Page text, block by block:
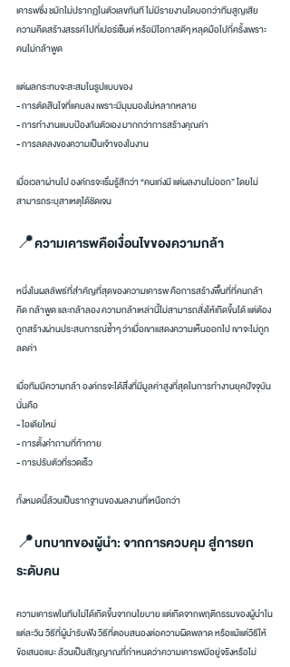
เคารพซึ่ง ชมักไม่ปรากฏในตัวเลขทันที ไม่มีรายงานใดบอกว่าทีมสูญเสีย
ความคิดสร้างสรรค์ไปกี่เปอร์เซ็นต์ หรือมีโอกาสดีๆ หลุดมือไปกี่ครั้งเพราะ
คนไม่กล้าพูด
แต่ผลกระทบจะสะสมในรูปแบบของ
- การตัดสินใจที่แคบลง เพราะมีมุมมองไม่หลากหลาย
- การทำงานแบบป้องกันตัวเอง มากกว่าการสร้างคุณค่า
- การลดลงของความเป็นเจ้าของในงาน
เมื่อเวลาผ่านไป องค์กรจะเริ่มรู้สึกว่า “คนเก่งมี แต่ผลงานไม่ออก” โดยไม่
สามารถระบุสาเหตุได้ชัดเจน
📍ความเคารพคือเงื่อนไขของความกล้า
หนึ่งในผลลัพธ์ที่สำคัญที่สุดของความเคารพ คือการสร้างพื้นที่ที่คนกล้า
คิด กล้าพูด และกล้าลอง ความกล้าเหล่านี้ไม่สามารถสั่งให้เกิดขึ้นได้ แต่ต้อง
ถูกสร้างผ่านประสบการณ์ซ้ำๆ ว่าเมื่อเขาแสดงความเห็นออกไป เขาจะไม่ถูก
ลดค่า
เมื่อทีมมีความกล้า องค์กรจะได้สิ่งที่มีมูลค่าสูงที่สุดในการทำงานยุคปัจจุบัน
นั่นคือ
- ไอเดียใหม่
- การตั้งคำถามที่ท้าทาย
- การปรับตัวที่รวดเร็ว
ทั้งหมดนี้ล้วนเป็นรากฐานของผลงานที่เหนือกว่า
📍บทบาทของผู้นำ: จากการควบคุม สู่การยก
ระดับคน
ความเคารพในทีมไม่ได้เกิดขึ้นจากนโยบาย แต่เกิดจากพฤติกรรมของผู้นำใน
แต่ละวัน วิธีที่ผู้นำรับฟัง วิธีที่ตอบสนองต่อความผิดพลาด หรือแม้แต่วิธีให้
ข้อเสนอแนะ ล้วนเป็นสัญญาณที่กำหนดว่าความเคารพมีอยู่จริงหรือไม่